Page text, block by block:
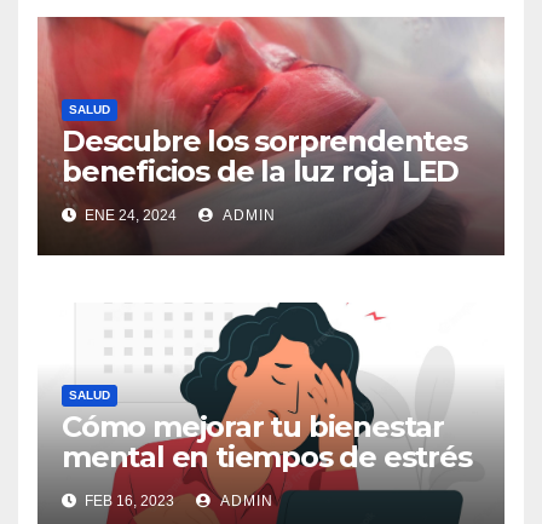
SALUD
Descubre los sorprendentes
beneficios de la luz roja LED
ENE 24, 2024 ADMIN
SALUD
Cómo mejorar tu bienestar
mental en tiempos de estrés
FEB 16, 2023 ADMIN